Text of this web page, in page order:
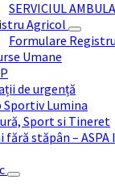
SERVICIUL
Agricol
Formulare
Umane
de urgență
Sportiv Lumina
Sport si Tineret
fără stăpân – ASPA